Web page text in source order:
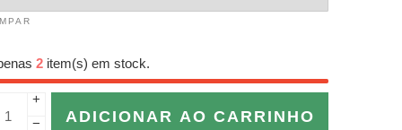
2 item(s) em stock.
+
−
ADICIONAR AO CARRINHO